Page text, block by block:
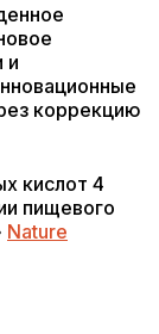
и
коррекцию
кислот 4
пищевого
Nature